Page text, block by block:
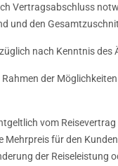
Vertragsabschluss
und den
nach Kenntnis
der
vom
für den
der Reiseleistung